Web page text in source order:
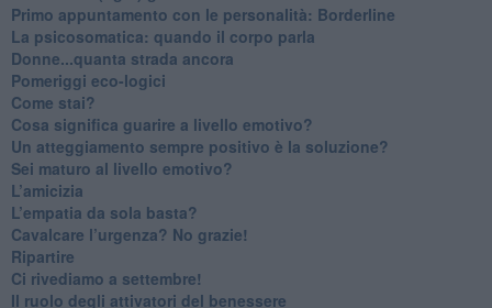
​Primo appuntamento con le personalità: Borderline
La psicosomatica: quando il corpo parla
Donne...quanta strada ancora
​Pomeriggi eco-logici
​Come stai?
Cosa significa guarire a livello emotivo?
​Un atteggiamento sempre positivo è la soluzione?
​Sei maturo al livello emotivo?
​L’amicizia
​L’empatia da sola basta?
​Cavalcare l’urgenza? No grazie!
Ripartire
​Ci rivediamo a settembre!
​Il ruolo degli attivatori del benessere